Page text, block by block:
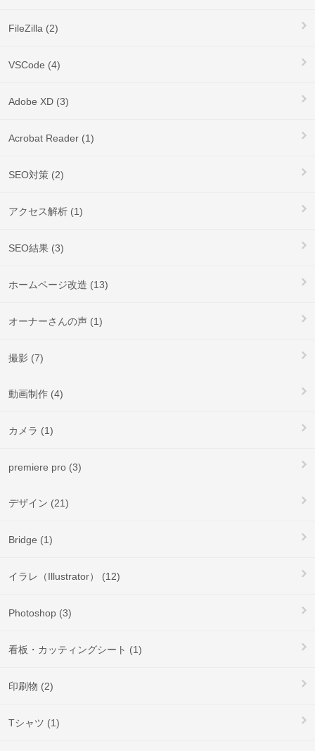
FileZilla (2)
VSCode (4)
Adobe XD (3)
Acrobat Reader (1)
SEO対策 (2)
アクセス解析 (1)
SEO結果 (3)
ホームページ改造 (13)
オーナーさんの声 (1)
撮影 (7)
動画制作 (4)
カメラ (1)
premiere pro (3)
デザイン (21)
Bridge (1)
イラレ（Illustrator） (12)
Photoshop (3)
看板・カッティングシート (1)
印刷物 (2)
Tシャツ (1)